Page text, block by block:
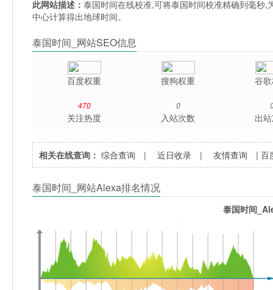
此网站描述：泰国时间在线校准,可将泰国时间校准精确到毫秒
中心计算得出地球时间。
泰国时间_网站SEO信息
百度权重 搜狗权重 谷
470
关注热度
0
入站次数 出
相关在线查询： 综合查询 |近日收录 |友情查询 |百
泰国时间_网站Alexa排名情况
泰国时间